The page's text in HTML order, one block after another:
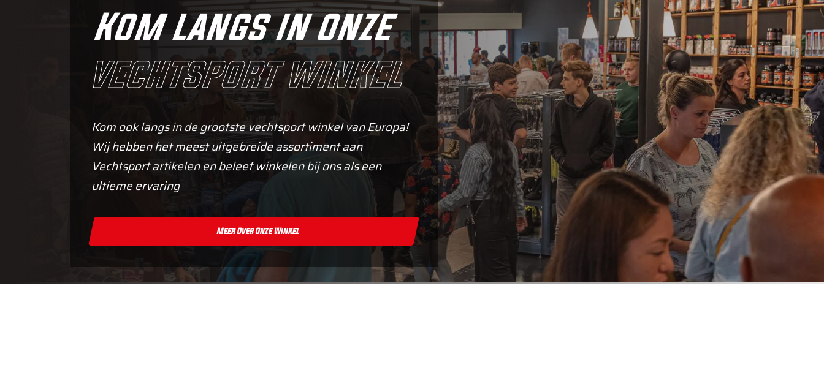
Kom langs in onze
vechtsport winkel
Kom ook langs in de grootste vechtsport winkel van Europa!
Wij hebben het meest uitgebreide assortiment aan
Vechtsport artikelen en beleef winkelen bij ons als een
ultieme ervaring
Meer Over Onze Winkel